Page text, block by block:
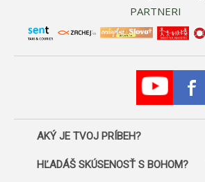
PARTNERI
AKÝ JE TVOJ PRÍBEH?
HĽADÁŠ SKÚSENOSŤ S BOHOM?